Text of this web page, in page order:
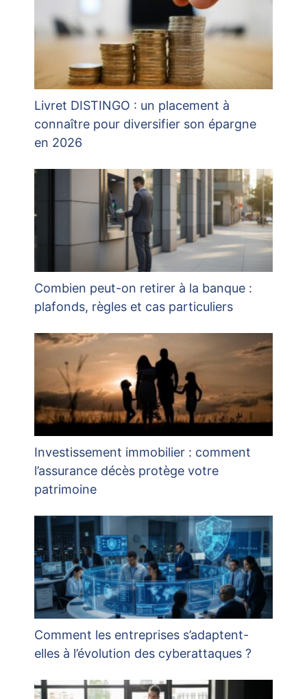
Livret DISTINGO : un placement à
connaître pour diversifier son épargne
en 2026
Combien peut-on retirer à la banque :
plafonds, règles et cas particuliers
Investissement immobilier : comment
l’assurance décès protège votre
patrimoine
Comment les entreprises s’adaptent-
elles à l’évolution des cyberattaques ?